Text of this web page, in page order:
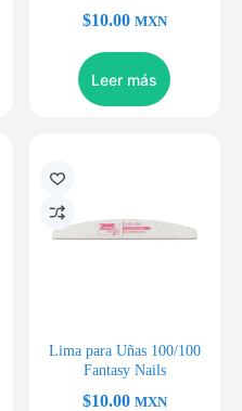
$10.00 MXN
Leer más
Lima para Uñas 100/100
Fantasy Nails
$10.00 MXN